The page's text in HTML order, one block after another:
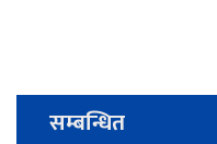
सम्बन्धित